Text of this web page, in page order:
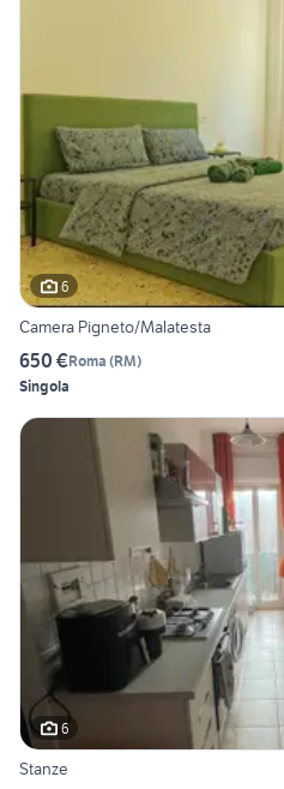
6
Camera Pigneto/Malatesta
650 €Roma (RM)
Singola
6
Stanze